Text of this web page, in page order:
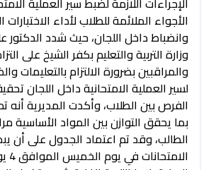
الأجواء الملائمة للطلاب لأداء
وانضباط داخل اللجان، حيث شدد
وزارة التربية والتعليم بكفر الشيخ على
والمراقبين بضرورة الالتزام بالتعليمات
لسير العملية الامتحانية داخل اللجان
الفرص بين الطلاب، وأكدت المديرية أنه
بما يحقق التوازن بين المواد الأساسية
الطالب، وقد تم اعتماد الجدول على أن